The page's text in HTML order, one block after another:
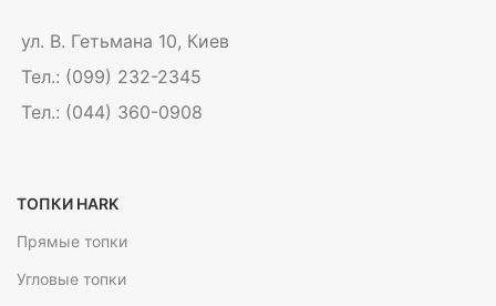
ул. В. Гетьмана 10, Киев
Тел.: (099) 232-2345
Тел.: (044) 360-0908
ТОПКИ HARK
Прямые топки
Угловые топки